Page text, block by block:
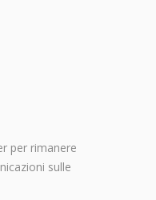
per rimanere
sulle